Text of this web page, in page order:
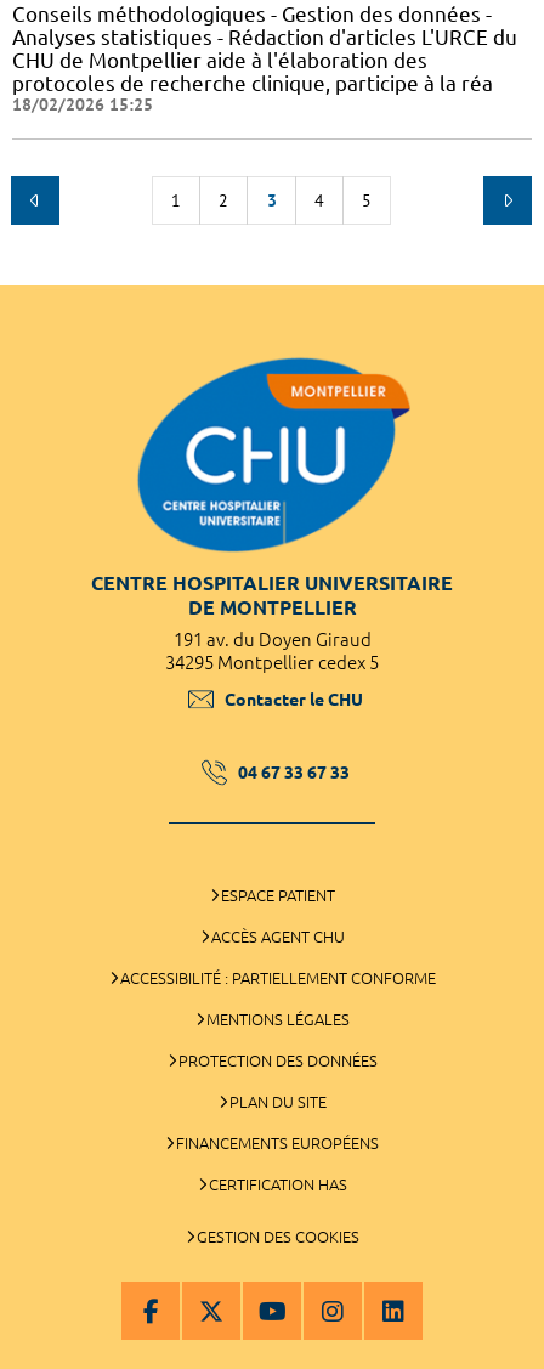
Conseils méthodologiques - Gestion des données -
Analyses statistiques - Rédaction d'articles L'URCE du
CHU de Montpellier aide à l'élaboration des
protocoles de recherche clinique, participe à la réa
18/02/2026 15:25
1 2 3 4 5
CENTRE HOSPITALIER UNIVERSITAIRE
DE MONTPELLIER
191 av. du Doyen Giraud
34295 Montpellier cedex 5
Contacter le CHU
04 67 33 67 33
ESPACE PATIENT
ACCÈS AGENT CHU
ACCESSIBILITÉ : PARTIELLEMENT CONFORME
MENTIONS LÉGALES
PROTECTION DES DONNÉES
PLAN DU SITE
FINANCEMENTS EUROPÉENS
CERTIFICATION HAS
GESTION DES COOKIES